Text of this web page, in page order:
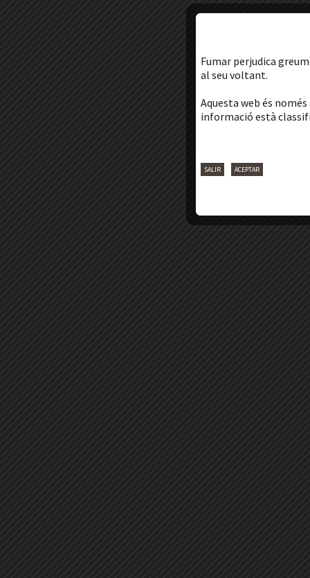
Fumar perjudica
al seu voltant.
Aquesta web és només
informació està
SALIR ACEPTAR